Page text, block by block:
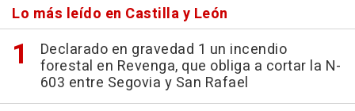
Lo más leído en Castilla y León
Declarado en gravedad 1 un incendio
forestal en Revenga, que obliga a cortar la N-
603 entre Segovia y San Rafael